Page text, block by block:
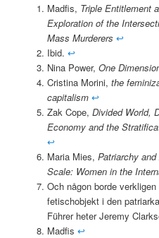
Madfis, Triple Entitlement
Exploration of the
Mass Murderers ↩
Ibid. ↩
Nina Power, One
Cristina Morini, the
capitalism ↩
Zak Cope, Divided World,
Economy and the
↩
Maria Mies, Patriarchy
Scale: Women in the
Och någon borde
fetischobjekt i den
Führer heter Jeremy
Madfis ↩